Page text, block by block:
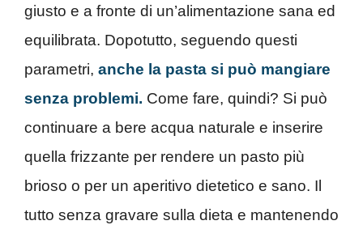
giusto e a fronte di un’alimentazione sana ed
equilibrata. Dopotutto, seguendo questi
parametri, anche la pasta si può mangiare
senza problemi. Come fare, quindi? Si può
continuare a bere acqua naturale e inserire
quella frizzante per rendere un pasto più
brioso o per un aperitivo dietetico e sano. Il
tutto senza gravare sulla dieta e mantenendo